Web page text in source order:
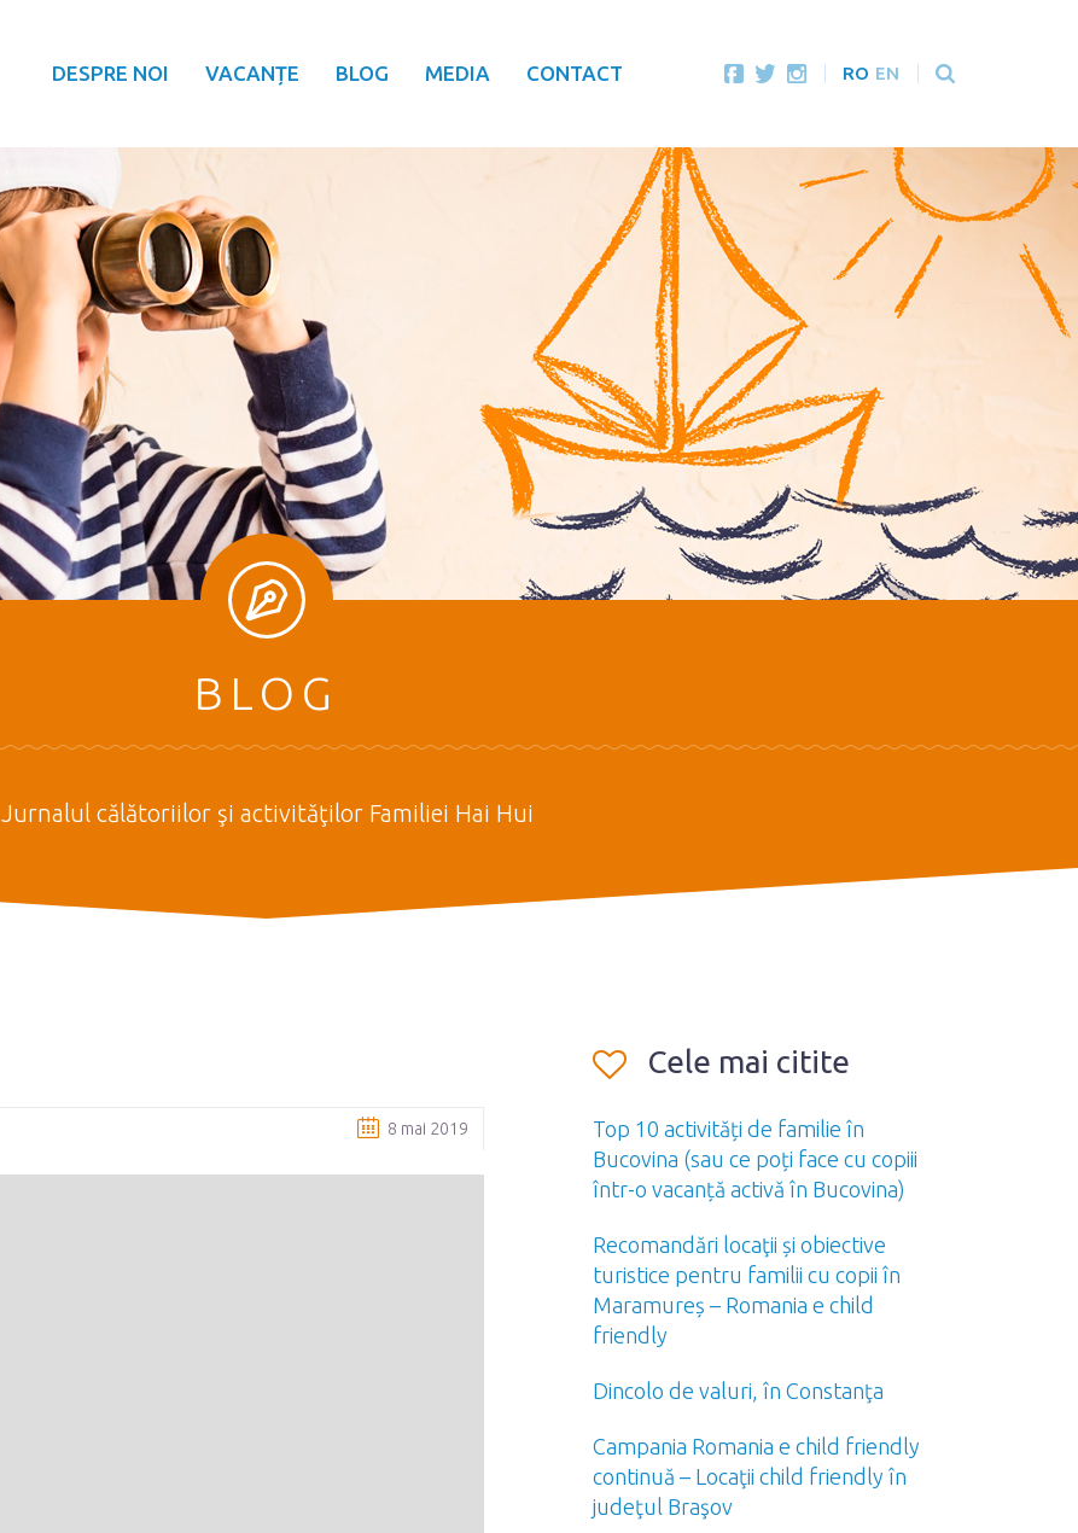
DESPRE NOI VACANȚE BLOG MEDIA CONTACT RO EN
BLOG
Jurnalul călătoriilor şi activităţilor Familiei Hai Hui
8 mai 2019
Cele mai citite
Top 10 activități de familie în
Bucovina (sau ce poți face cu copiii
într-o vacanță activă în Bucovina)
Recomandări locaţii și obiective
turistice pentru familii cu copii în
Maramureș – Romania e child
friendly
Dincolo de valuri, în Constanţa
Campania Romania e child friendly
continuă – Locaţii child friendly în
judeţul Braşov